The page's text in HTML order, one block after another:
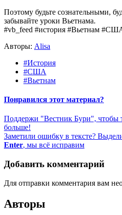
Поэтому будьте сознательными,
забывайте уроки Вьетнама.
#vb_feed #история #Вьетнам
Авторы: Alisa
#История
#США
#Вьетнам
Понравился этот материал?
Поддержи "Вестник Бури", чтобы
больше!
Заметили ошибку в тексте?
Enter, мы всё исправим
Добавить комментарий
Для отправки комментария вам
Авторы